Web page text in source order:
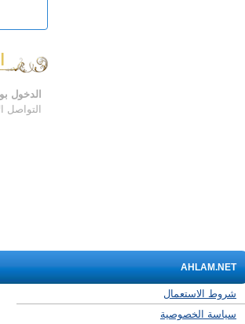
الدخول
التواصل
AHLAM.NET
شروط الاستعمال
سياسة الخصوصية